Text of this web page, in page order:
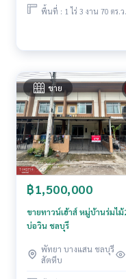
สนใจดูทรัพย์อื่นๆ เพิ่มเ
ทนอสังหาริมทรัพย์ครบว
ยี และ นวัตกรรมที่สร้าง
ห้บริการด้าน ซื้อ ขาย เช่า
พื้นที่ : 1 ไร่ 3 งาน 70 ตร.ว.
ขาย
฿1,500,000
ขายทาวน์เฮ้าส์ หมู่บ้านร่มไม้
บ่อวิน ชลบุรี
พัทยา บางแสน ชลบุรี
สัตหีบ